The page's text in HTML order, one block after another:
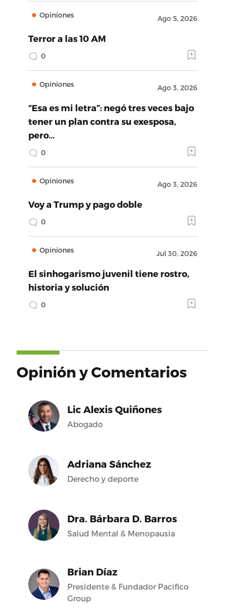
Opiniones Ago 5, 2026
Terror a las 10 AM
0
Opiniones Ago 3, 2026
“Esa es mi letra”: negó tres veces bajo
tener un plan contra su exesposa,
pero…
0
Opiniones Ago 3, 2026
Voy a Trump y pago doble
0
Opiniones Jul 30, 2026
El sinhogarismo juvenil tiene rostro,
historia y solución
0
Opinión y Comentarios
Lic Alexis Quiñones
Abogado
Adriana Sánchez
Derecho y deporte
Dra. Bárbara D. Barros
Salud Mental & Menopausia
Brian Díaz
Presidente & Fundador Pacifico
Group